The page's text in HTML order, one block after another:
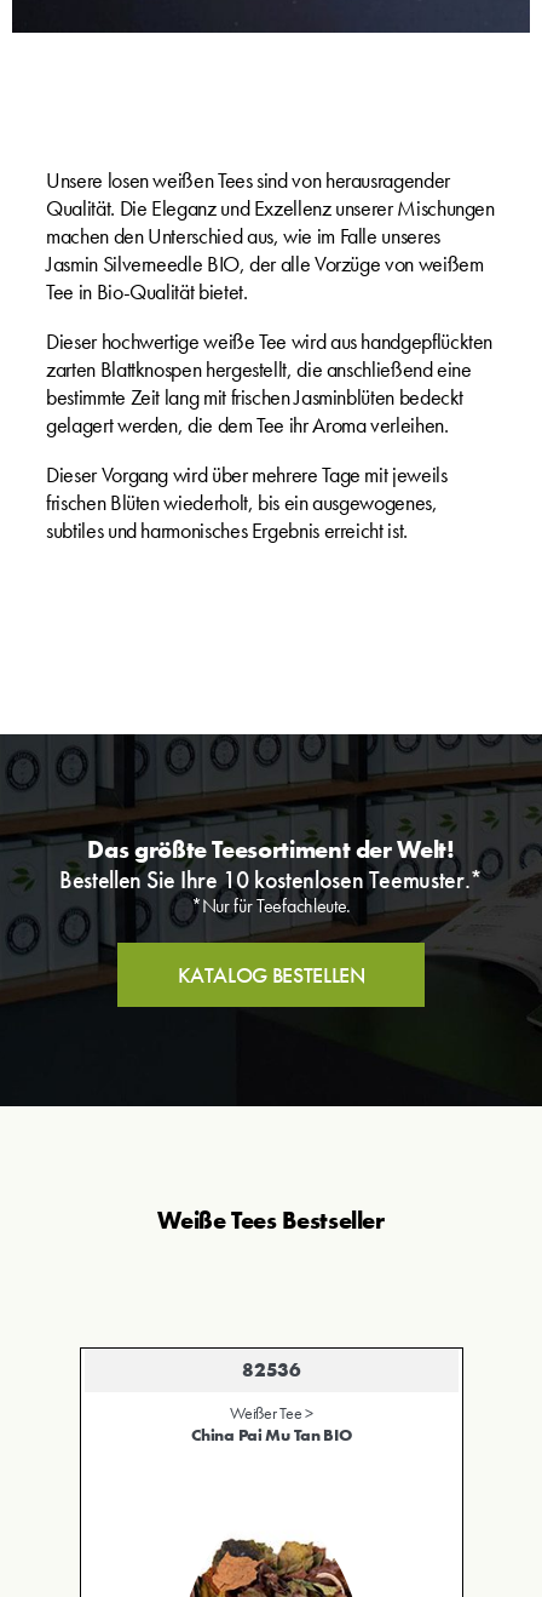
Unsere losen weißen Tees sind von herausragender
Qualität. Die Eleganz und Exzellenz unserer Mischungen
machen den Unterschied aus, wie im Falle unseres
Jasmin Silverneedle BIO, der alle Vorzüge von weißem
Tee in Bio-Qualität bietet.
Dieser hochwertige weiße Tee wird aus handgepflückten
zarten Blattknospen hergestellt, die anschließend eine
bestimmte Zeit lang mit frischen Jasminblüten bedeckt
gelagert werden, die dem Tee ihr Aroma verleihen.
Dieser Vorgang wird über mehrere Tage mit jeweils
frischen Blüten wiederholt, bis ein ausgewogenes,
subtiles und harmonisches Ergebnis erreicht ist.
Das größte Teesortiment der Welt!
Bestellen Sie Ihre 10 kostenlosen Teemuster.*
*Nur für Teefachleute.
KATALOG BESTELLEN
Weiße Tees Bestseller
82536
Weißer Tee >
China Pai Mu Tan BIO